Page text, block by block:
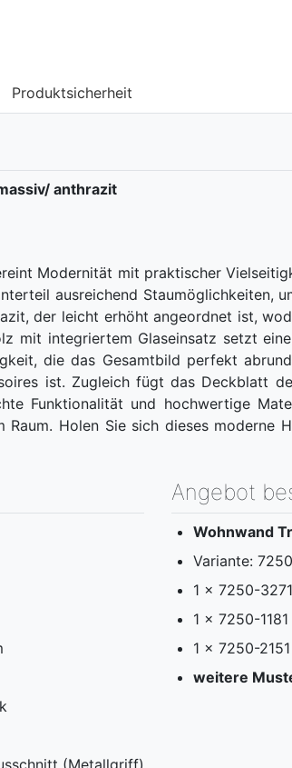
Produktsicherheit
anthrazit
Modernität mit praktischer
ausreichend Staumöglichkeiten,
der leicht erhöht angeordnet ist,
mit integriertem Glaseinsatz setzt
die das Gesamtbild perfekt
ist. Zugleich fügt das Deckblatt
Funktionalität und hochwertige
Holen Sie sich dieses
Angebot
Wohnwand
Variante:
1 x 7250-
1 x 7250-
1 x 7250-
weitere